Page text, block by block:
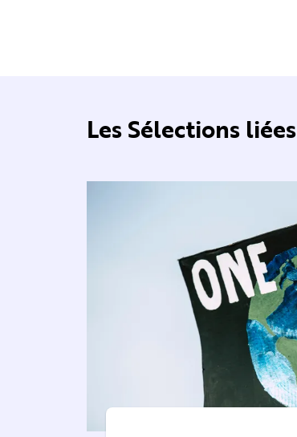
Les Sélections liées